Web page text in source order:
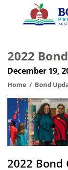
2022
Bond
2022
December 19,
Home Bond
2022 Bond